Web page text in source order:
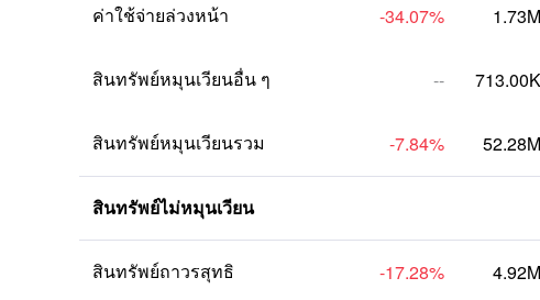
ค่าใช้จ่ายล่วงหน้า -34.07% 1.73M
สินทรัพย์หมุนเวียนอื่น ๆ -- 713.00K
สินทรัพย์หมุนเวียนรวม -7.84% 52.28M
สินทรัพย์ไม่หมุนเวียน
สินทรัพย์ถาวรสุทธิ -17.28% 4.92M